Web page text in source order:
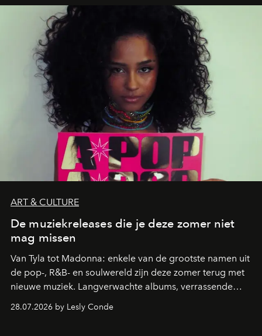
neerstrijkt in Saint-Tropez. Dit zijn de nieuwe adressen
die deze zomer de toon zetten, van lange lunches tot
zwoele nachten.
ART & CULTURE
De muziekreleases die je deze zomer niet
mag missen
Van Tyla tot Madonna: enkele van de grootste namen uit
de pop-, R&B- en soulwereld zijn deze zomer terug met
nieuwe muziek. Langverwachte albums, verrassende
de releases die je niet mag missen.
28.07.2026 by Lesly Conde